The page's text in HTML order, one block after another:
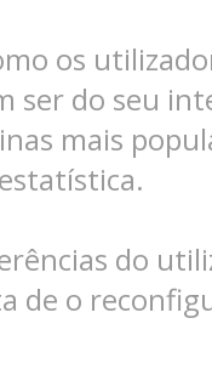
os
ser do seu
mais
do
de o